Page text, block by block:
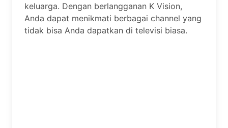
keluarga. Dengan berlangganan K Vision,
Anda dapat menikmati berbagai channel yang
tidak bisa Anda dapatkan di televisi biasa.